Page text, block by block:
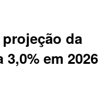
da
em 2026